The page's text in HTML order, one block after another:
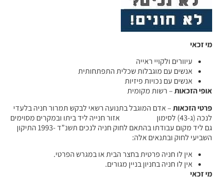
מי זכאי
עיוורים ולקויי ראייה
אנשים עם מוגבלות שכלית התפתחותית
אנשים עם נכויות פיזיות
אופי הזכאות– רשות מקומית
פרטי הזכאות– אדם המוגבל בתנועה רשאי לבקש תמרור חניה בלעדי
לנכה (ג-43) לסימון אזור חנייה ליד ביתו ובמקרים מסוימים
גם ליד מקום עבודתו בהתאם לחוק חניה לנכים תשנ”ד -1993 התיקון
השביעי לחוק ובתנאים אלה:
אין לו חניה פרטית בחצר הבית או במגרש הפרטי.
אין לו חניה בחניון בניין מגורים.
מי זכאי